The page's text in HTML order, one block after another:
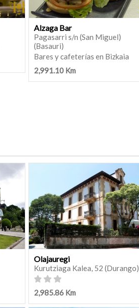
Alzaga Bar
Pagasarri s/n (San Miguel)
(Basauri)
Bares y cafeterías en Bizkaia
2,991.10 Km
Olajauregi
Kurutziaga Kalea, 52 (Durango)
2,985.86 Km